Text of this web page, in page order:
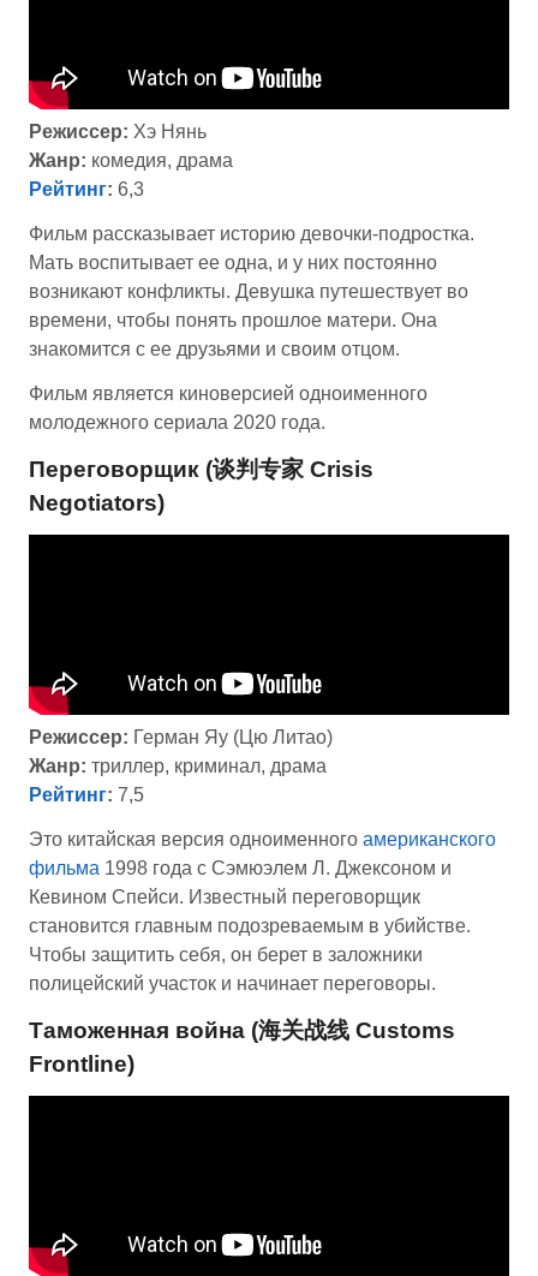
Режиссер: Хэ Нянь
Жанр: комедия, драма
Рейтинг: 6,3
Фильм рассказывает историю девочки-подростка.
Мать воспитывает ее одна, и у них постоянно
возникают конфликты. Девушка путешествует во
времени, чтобы понять прошлое матери. Она
знакомится с ее друзьями и своим отцом.
Фильм является киноверсией одноименного
молодежного сериала 2020 года.
Переговорщик (谈判专家 Crisis
Negotiators)
Режиссер: Герман Яу (Цю Литао)
Жанр: триллер, криминал, драма
Рейтинг: 7,5
Это китайская версия одноименного американского
фильма 1998 года с Сэмюэлем Л. Джексоном и
Кевином Спейси. Известный переговорщик
становится главным подозреваемым в убийстве.
Чтобы защитить себя, он берет в заложники
полицейский участок и начинает переговоры.
Таможенная война (海关战线 Customs
Frontline)